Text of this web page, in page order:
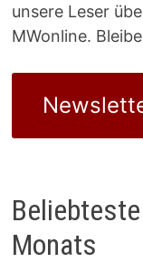
unsere Leser
MWonline.
Monats